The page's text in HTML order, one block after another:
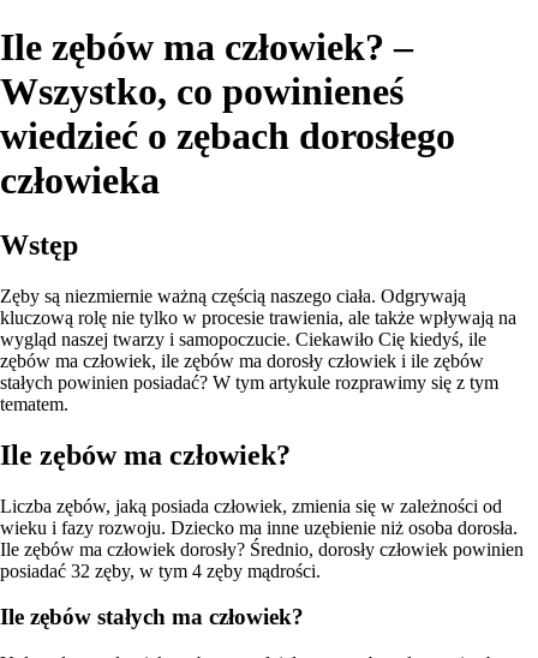
Ile zębów ma człowiek? –
Wszystko, co powinieneś
wiedzieć o zębach dorosłego
człowieka
Wstęp
Zęby są niezmiernie ważną częścią naszego ciała. Odgrywają
kluczową rolę nie tylko w procesie trawienia, ale także wpływają na
wygląd naszej twarzy i samopoczucie. Ciekawiło Cię kiedyś, ile
zębów ma człowiek, ile zębów ma dorosły człowiek i ile zębów
stałych powinien posiadać? W tym artykule rozprawimy się z tym
tematem.
Ile zębów ma człowiek?
Liczba zębów, jaką posiada człowiek, zmienia się w zależności od
wieku i fazy rozwoju. Dziecko ma inne uzębienie niż osoba dorosła.
Ile zębów ma człowiek dorosły? Średnio, dorosły człowiek powinien
posiadać 32 zęby, w tym 4 zęby mądrości.
Ile zębów stałych ma człowiek?